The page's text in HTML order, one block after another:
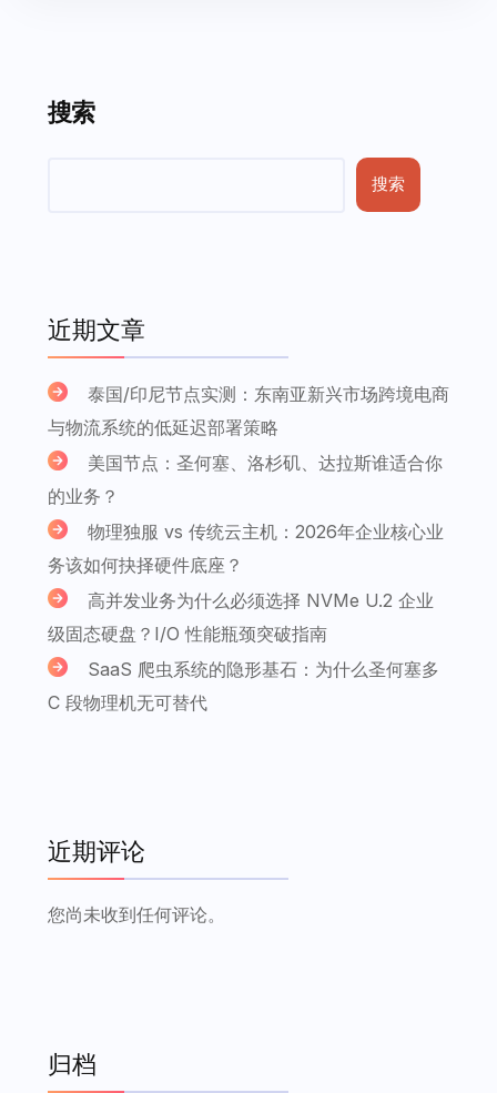
搜索
搜索
近期文章
泰国/印尼节点实测：东南亚新兴市场跨境电商
与物流系统的低延迟部署策略
美国节点：圣何塞、洛杉矶、达拉斯谁适合你
的业务？
物理独服 vs 传统云主机：2026年企业核心业
务该如何抉择硬件底座？
高并发业务为什么必须选择 NVMe U.2 企业
级固态硬盘？I/O 性能瓶颈突破指南
SaaS 爬虫系统的隐形基石：为什么圣何塞多
C 段物理机无可替代
近期评论
您尚未收到任何评论。
归档